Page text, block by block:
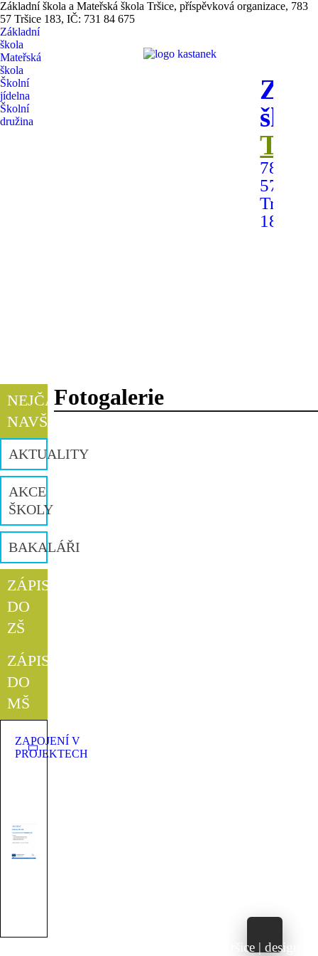
Základní škola a Mateřská škola Tršice, příspěvková organizace, 783
57 Tršice 183, IČ: 731 84 675
Základní
škola
Mateřská
škola
Školní
jídelna
Školní
družina
783
57
Tršice
183
NEJČASTĚJI
NAVŠTĚVOVANÉ
AKTUALITY
AKCE
ŠKOLY
BAKALÁŘI
ZÁPIS
DO
ZŠ
ZÁPIS
DO
MŠ
ZAPOJENÍ V
PROJEKTECH
Fotogalerie
©2023 Základní škola a Mateřská škola Tršice | design &